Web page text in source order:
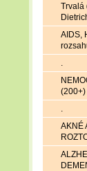
Trvalá
AIDS,
.
(200+)
.
AKNÉ